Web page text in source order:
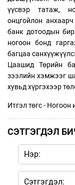
үүсвэр татаж,
онцгойлон
банк дотоодын
ногоон бонд
багцаа
Цаашид Төрийн
зээлийн хэмжээг
хувьд хүргэхээр
Итгэл төгс - Ногоон
СЭТГЭГДЭЛ